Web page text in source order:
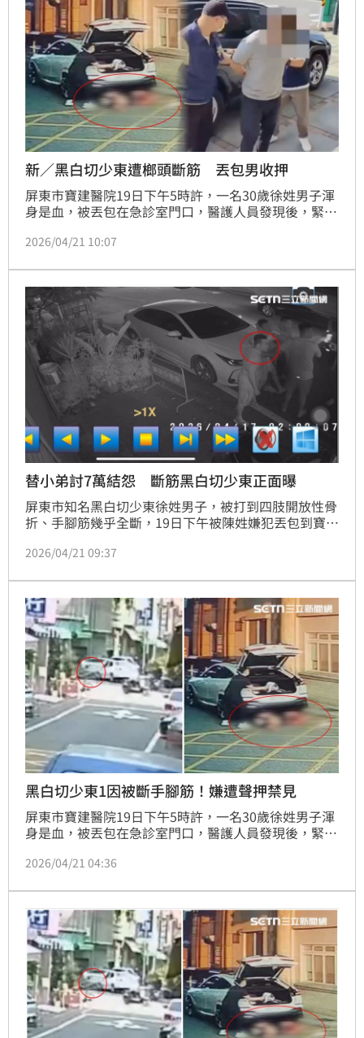
新／黑白切少東遭榔頭斷筋 丟包男收押
屏東市寶建醫院19日下午5時許，一名30歲徐姓男子渾
身是血，被丟包在急診室門口，醫護人員發現後，緊急
東，因替小弟出氣遭尋仇，四肢開放性骨折，手筋、腳
法院21日凌晨裁定准押禁見，目前正全力追緝3名共
犯。
2026/04/21 10:07
替小弟討7萬結怨 斷筋黑白切少東正面曝
屏東市知名黑白切少東徐姓男子，被打到四肢開放性骨
折、手腳筋幾乎全斷，19日下午被陳姓嫌犯丟包到寶建
滿小弟被吸收當車手，替他出氣討7萬元交保金，雙方
面曝光，徐姓男子揮拳猛毆，沒料到最後竟演變成擄人
丟包案，自己慘遭尋仇，渾身是血攤倒在醫院門口。
2026/04/21 09:37
黑白切少東1因被斷手腳筋！嫌遭聲押禁見
屏東市寶建醫院19日下午5時許，一名30歲徐姓男子渾
身是血，被丟包在急診室門口，醫護人員發現後，緊急
東，因替小弟出氣遭尋仇，四肢開放性骨折，手筋、腳
3名同夥痛毆徐男並強押上車，被依殺人未遂等罪嫌移
送，屏東地檢署認為罪行重大，向法官聲請羈押禁見。
2026/04/21 04:36